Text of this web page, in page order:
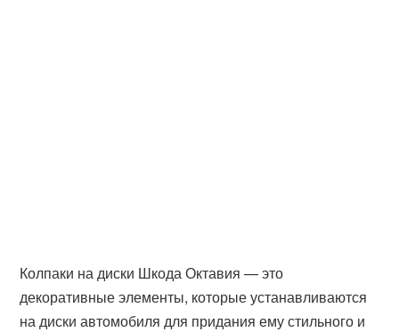
Колпаки на диски Шкода Октавия — это
декоративные элементы, которые устанавливаются
на диски автомобиля для придания ему стильного и